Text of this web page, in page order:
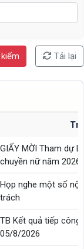
Tải lại
GIẤY MỜI Tham dự
chuyền nữ năm 2026
Họp nghe một số
trách
TB Kết quả tiếp công
05/8/2026